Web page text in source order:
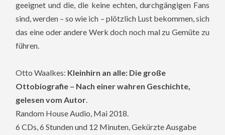
geeignet und die, die keine echten, durchgängigen Fans
sind, werden – so wie ich – plötzlich Lust bekommen, sich
das eine oder andere Werk doch noch mal zu Gemüte zu
führen.
Otto Waalkes: Kleinhirn an alle: Die große
Ottobiografie – Nach einer wahren Geschichte,
gelesen vom Autor.
Random House Audio, Mai 2018.
6 CDs, 6 Stunden und 12 Minuten, Gekürzte Ausgabe